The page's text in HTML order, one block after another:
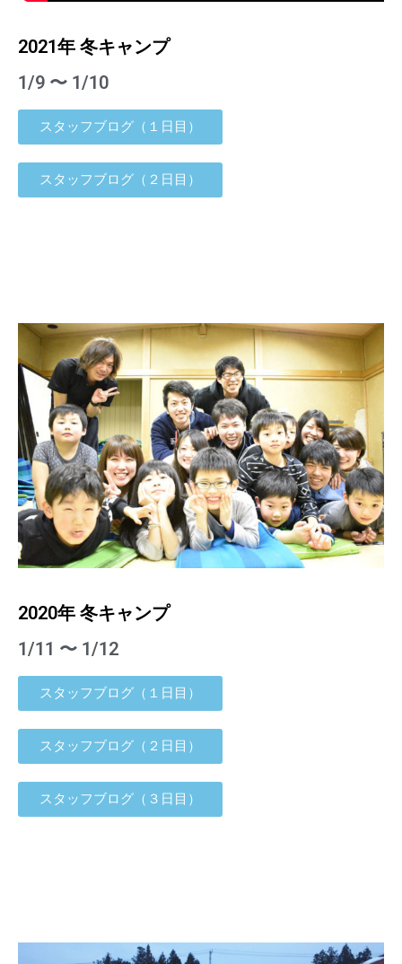
2021年 冬キャンプ
1/9 〜 1/10
スタッフブログ（１日目）
スタッフブログ（２日目）
2020年 冬キャンプ
1/11 〜 1/12
スタッフブログ（１日目）
スタッフブログ（２日目）
スタッフブログ（３日目）